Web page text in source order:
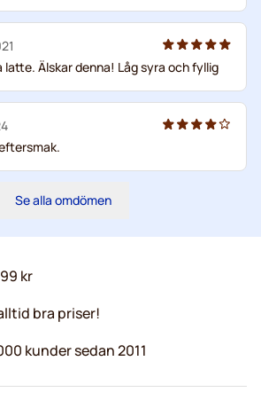
Älskar denna! Låg syra och fyllig
Se alla omdömen
kr
bra priser!
kunder sedan 2011